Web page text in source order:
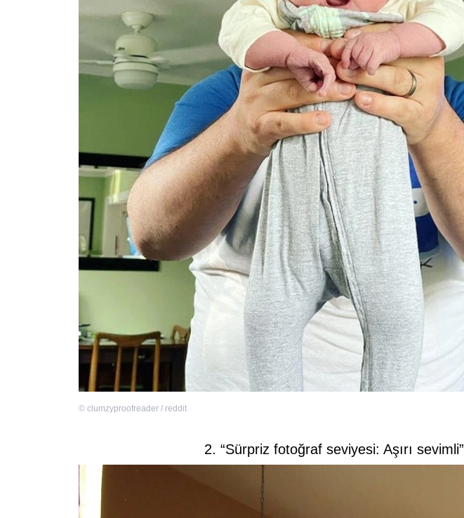
© clumzyproofreader / reddit
2. “Sürpriz fotoğraf seviyesi: Aşırı sevimli”